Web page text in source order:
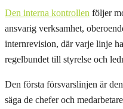
Den interna kontrollen följer
ansvarig verksamhet,
internrevision, där varje linje
regelbundet till styrelse och
Den första försvarslinjen är
säga de chefer och